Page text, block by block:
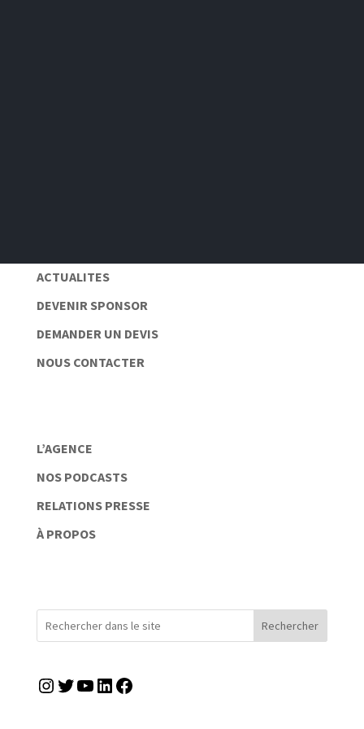
ACTUALITES
DEVENIR SPONSOR
DEMANDER UN DEVIS
NOUS CONTACTER
L’AGENCE
NOS PODCASTS
RELATIONS PRESSE
À PROPOS
Rechercher
Instagram
TwitterYouTubeLinkedIn